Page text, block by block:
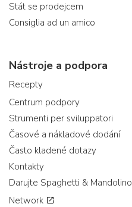
Stát se prodejcem
Consiglia ad un amico
Nástroje a podpora
Recepty
Centrum podpory
Strumenti per sviluppatori
Časové a nákladové dodání
Často kladené dotazy
Kontakty
Darujte Spaghetti & Mandolino
Network